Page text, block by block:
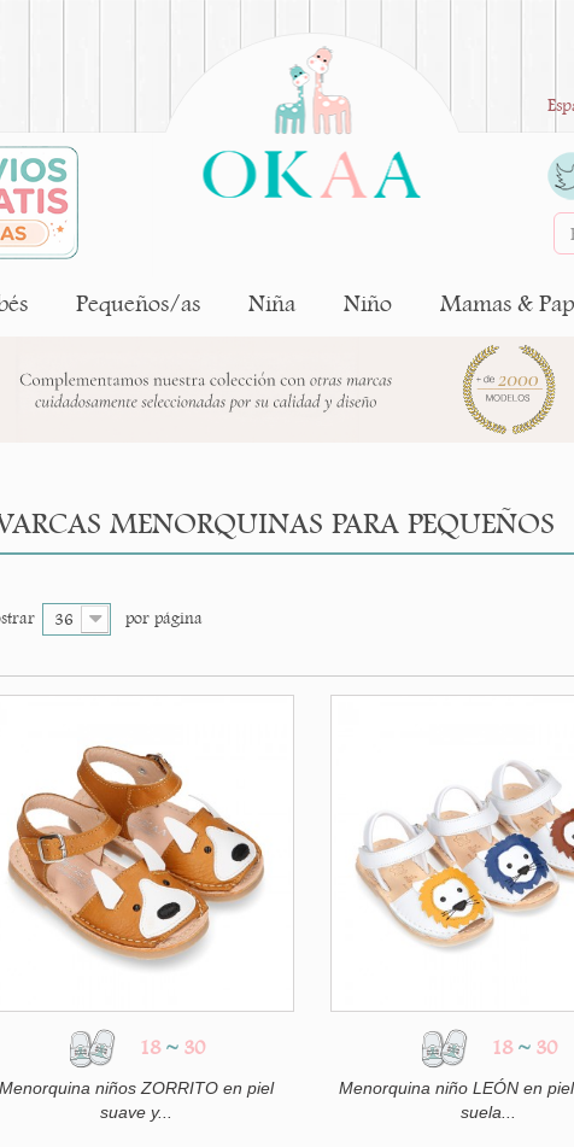
Pequeños/as Niña Niño Mamas &
MENORQUINAS PARA PEQUEÑOS
36 por página
18 ~30
Menorquina niños ZORRITO en piel
suave y...
18 ~ 30
Menorquina niño LEÓN en
suela...